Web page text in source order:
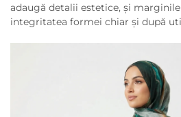
adaugă detalii estetice, și
integritatea formei chiar și după